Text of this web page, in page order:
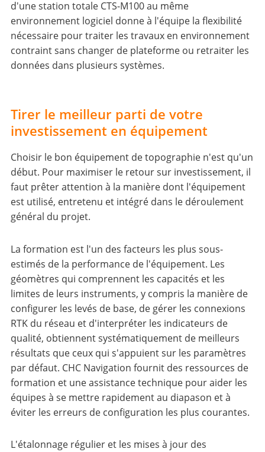
d'une station totale CTS-M100 au même
environnement logiciel donne à l'équipe la flexibilité
nécessaire pour traiter les travaux en environnement
contraint sans changer de plateforme ou retraiter les
données dans plusieurs systèmes.
Tirer le meilleur parti de votre
investissement en équipement
Choisir le bon équipement de topographie n'est qu'un
début. Pour maximiser le retour sur investissement, il
faut prêter attention à la manière dont l'équipement
est utilisé, entretenu et intégré dans le déroulement
général du projet.
La formation est l'un des facteurs les plus sous-
estimés de la performance de l'équipement. Les
géomètres qui comprennent les capacités et les
limites de leurs instruments, y compris la manière de
configurer les levés de base, de gérer les connexions
RTK du réseau et d'interpréter les indicateurs de
qualité, obtiennent systématiquement de meilleurs
résultats que ceux qui s'appuient sur les paramètres
par défaut. CHC Navigation fournit des ressources de
formation et une assistance technique pour aider les
équipes à se mettre rapidement au diapason et à
éviter les erreurs de configuration les plus courantes.
L'étalonnage régulier et les mises à jour des